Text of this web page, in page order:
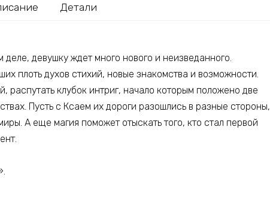
Детали
девушку ждет много нового и неизведанного.
плоть духов стихий, новые знакомства и возможности.
распутать клубок интриг, начало которым положено две
Пусть с Ксаем их дороги разошлись в разные стороны,
А еще магия поможет отыскать того, кто стал первой